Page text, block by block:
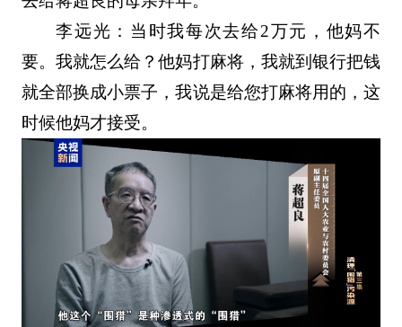
李远光：当时我每次去给2万元，他妈不
要。我就怎么给？他妈打麻将，我就到银行把钱
就全部换成小票子，我说是给您打麻将用的，这
时候他妈才接受。